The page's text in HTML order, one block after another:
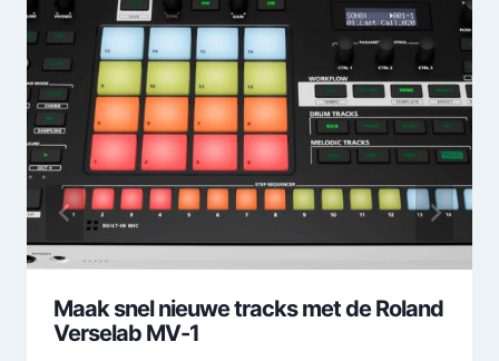
Maak snel nieuwe tracks met de Roland
Verselab MV-1